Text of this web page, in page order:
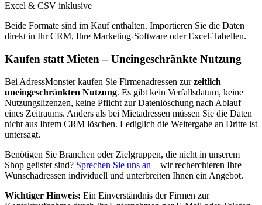
Excel & CSV inklusive
Beide Formate sind im Kauf enthalten. Importieren Sie die Daten
direkt in Ihr CRM, Ihre Marketing-Software oder Excel-Tabellen.
Kaufen statt Mieten – Uneingeschränkte Nutzung
Bei AdressMonster kaufen Sie Firmenadressen zur zeitlich
uneingeschränkten Nutzung. Es gibt kein Verfallsdatum, keine
Nutzungslizenzen, keine Pflicht zur Datenlöschung nach Ablauf
eines Zeitraums. Anders als bei Mietadressen müssen Sie die Daten
nicht aus Ihrem CRM löschen. Lediglich die Weitergabe an Dritte ist
untersagt.
Benötigen Sie Branchen oder Zielgruppen, die nicht in unserem
Shop gelistet sind? Sprechen Sie uns an – wir recherchieren Ihre
Wunschadressen individuell und unterbreiten Ihnen ein Angebot.
Wichtiger Hinweis: Ein Einverständnis der Firmen zur